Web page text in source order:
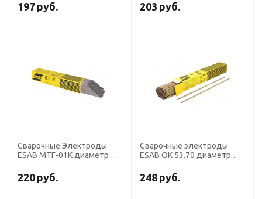
197 руб. 203 руб.
Сварочные Электроды
ESAB МТГ-01К диаметр 2,5
220 руб.
Сварочные электроды
ESAB OK 53.70 диаметр 4,0
248 руб.